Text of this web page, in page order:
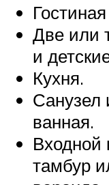
Две или
и
Кухня.
Санузел
ванная.
Входной
тамбур